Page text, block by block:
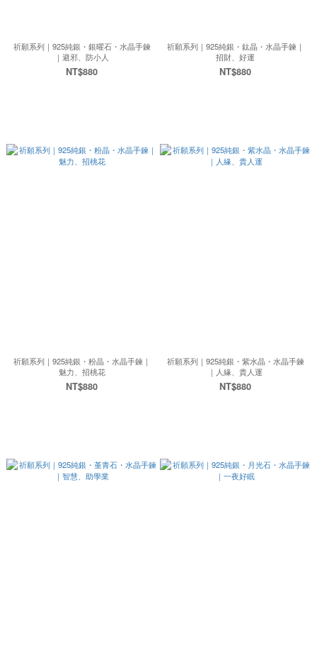
祈願系列｜925純銀・銀曜石・水晶手鍊
｜避邪、防小人
NT$880
祈願系列｜925純銀・鈦晶・水晶手鍊｜
招財、好運
NT$880
祈願系列｜925純銀・粉晶・水晶手鍊｜
魅力、招桃花
NT$880
祈願系列｜925純銀・紫水晶・水晶手鍊
｜人緣、貴人運
NT$880